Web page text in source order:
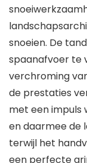
snoeien. De
spaanafvoer te
verchroming
de prestaties
met een impuls
en daarmee de
terwijl het
een perfecte